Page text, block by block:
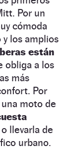
Por un
cómoda
los amplios
están
obliga a los
más
Por
moto de
o llevarla de
urbano.